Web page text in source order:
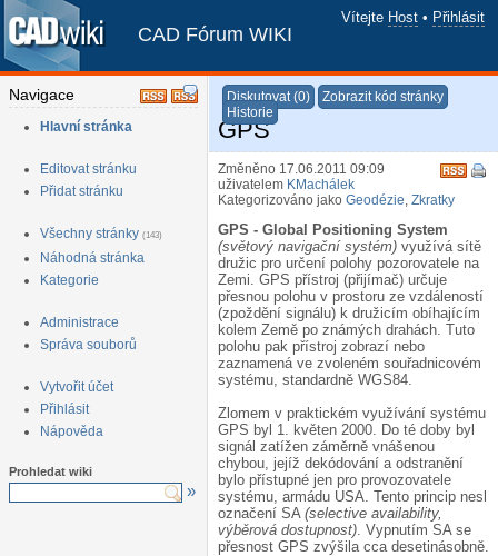
Vítejte Host • Přihlásit
CAD Fórum WIKI
Navigace
Hlavní stránka
Editovat stránku
Přidat stránku
Všechny stránky (143)
Náhodná stránka
Kategorie
Administrace
Správa souborů
Vytvořit účet
Přihlásit
Nápověda
Prohledat wiki
»
Diskutovat (0)
Zobrazit kód stránky
Historie
GPS
Změněno 17.06.2011 09:09
uživatelem KMachálek
Kategorizováno jako Geodézie, Zkratky
GPS - Global Positioning System
(světový navigační systém) využívá sítě
družic pro určení polohy pozorovatele na
Zemi. GPS přístroj (přijímač) určuje
přesnou polohu v prostoru ze vzdáleností
(zpoždění signálu) k družicím obíhajícím
kolem Země po známých drahách. Tuto
polohu pak přístroj zobrazí nebo
zaznamená ve zvoleném souřadnicovém
systému, standardně WGS84.
Zlomem v praktickém využívání systému
GPS byl 1. květen 2000. Do té doby byl
signál zatížen záměrně vnášenou
chybou, jejíž dekódování a odstranění
bylo přístupné jen pro provozovatele
systému, armádu USA. Tento princip nesl
označení SA (selective availability,
výběrová dostupnost). Vypnutím SA se
přesnost GPS zvýšila cca desetinásobně.